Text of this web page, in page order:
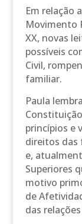
Em relação
Movimento
XX, novas
possíveis
Civil,
familiar.
Paula
princípios e
direitos das
e,
Superiores
motivo
de
das